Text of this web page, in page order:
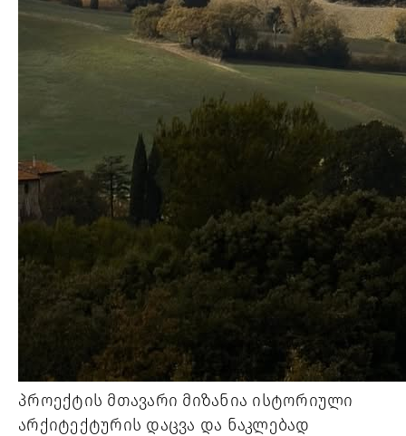
პროექტის მთავარი მიზანია ისტორიული
არქიტექტურის დაცვა და ნაკლებად